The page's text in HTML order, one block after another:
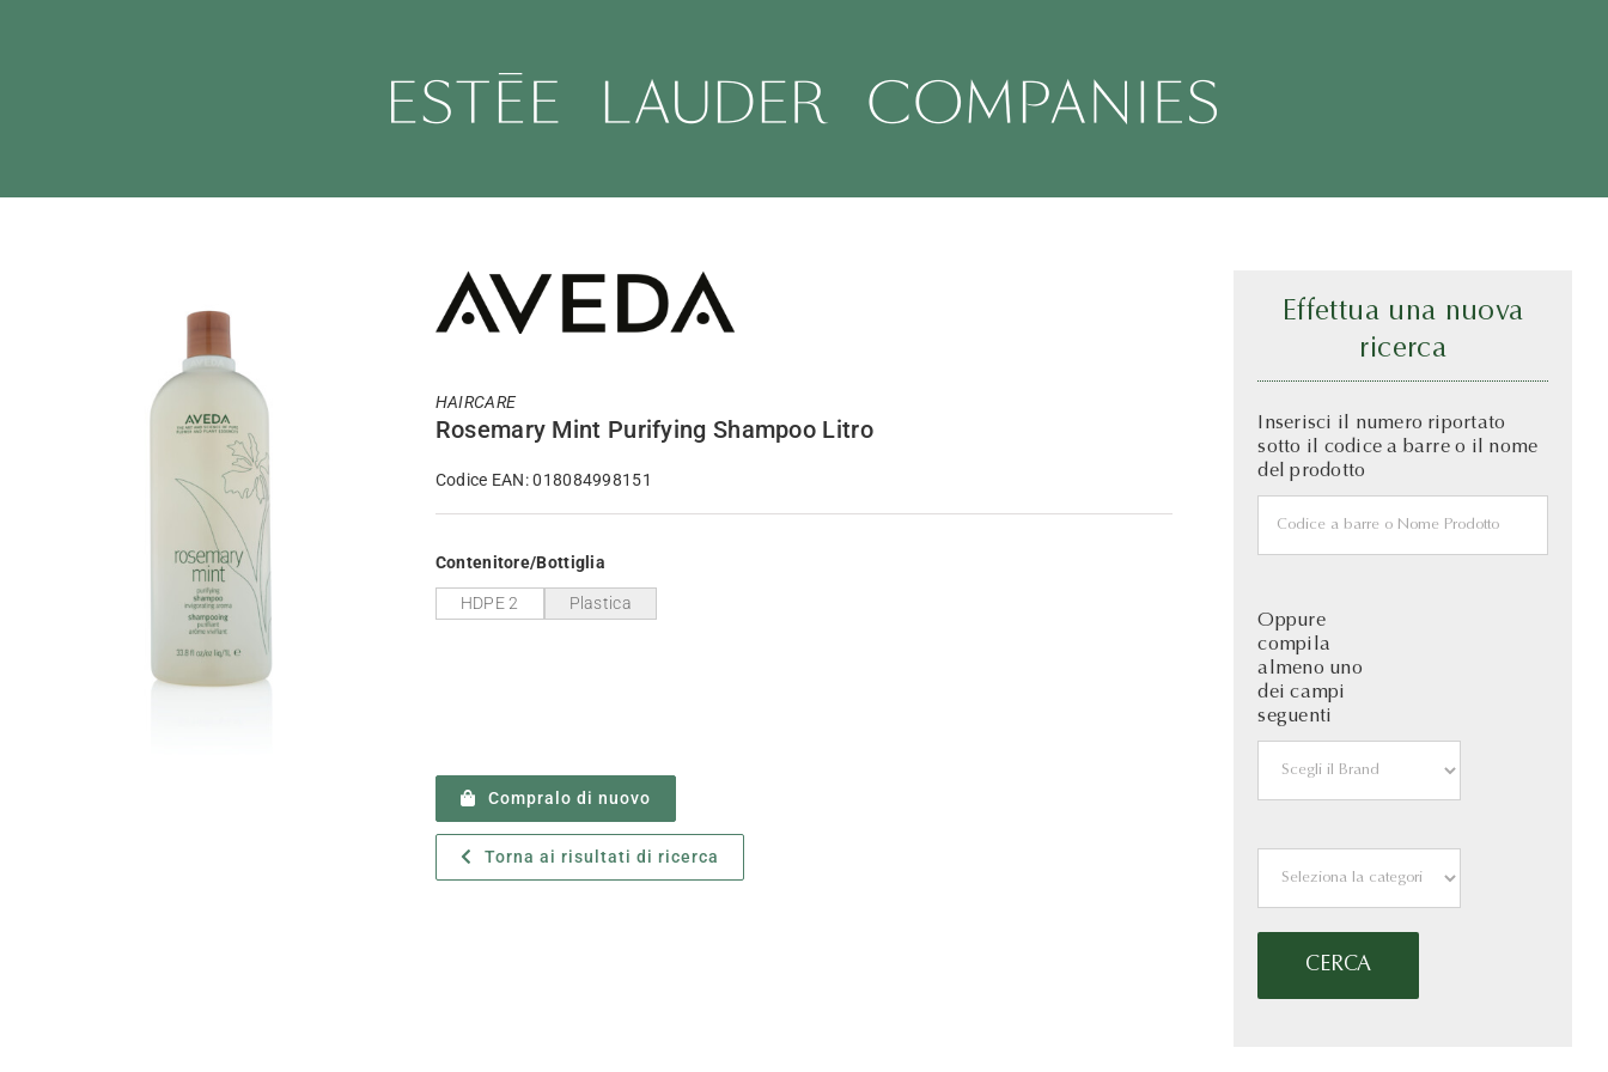
HAIRCARE
Rosemary Mint Purifying Shampoo Litro
Codice EAN: 018084998151
Contenitore/Bottiglia
HDPE 2 Plastica
Compralo di nuovo
Torna ai risultati di ricerca
Effettua una nuova
ricerca
Inserisci il numero riportato
sotto il codice a barre o il nome
del prodotto
Oppure
compila
almeno uno
dei campi
seguenti